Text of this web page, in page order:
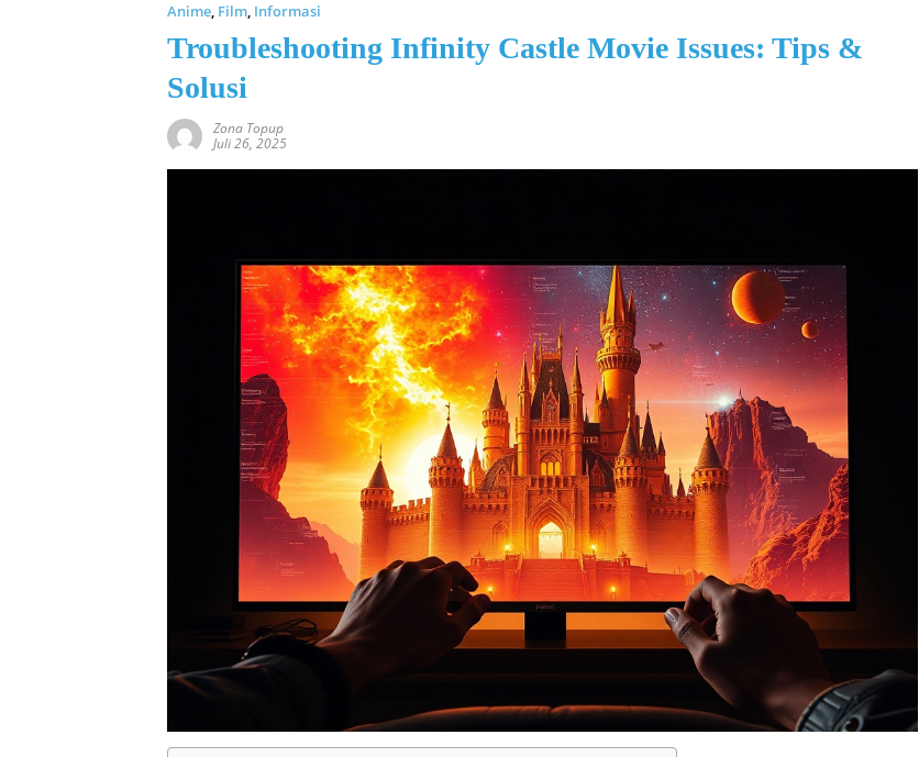
Anime, Film, Informasi
Troubleshooting Infinity Castle Movie Issues: Tips &
Solusi
Zona Topup
Juli 26, 2025